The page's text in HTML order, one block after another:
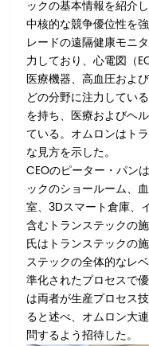
ックの基本情報を紹介
中核的な競争優位性を
レードの遠隔健康モニ
力しており、心電図（
医療機器、高血圧およ
どの分野に注力してい
を持ち、医療およびヘ
ている。オムロンはト
な見方を示した。
CEOのピーター・パン
ックのショールーム、
室、3Dスマート倉庫、
含むトランステックの
氏はトランステックの
ステックの全体的なレ
準化されたプロセスで
は両者が生産プロセス
ると述べ、オムロン大
問するよう招待した。